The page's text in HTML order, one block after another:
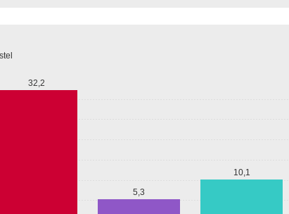
32,2
5,3
10,1